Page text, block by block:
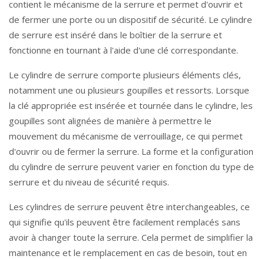
contient le mécanisme de la serrure et permet d'ouvrir et
de fermer une porte ou un dispositif de sécurité. Le cylindre
de serrure est inséré dans le boîtier de la serrure et
fonctionne en tournant à l'aide d'une clé correspondante.
Le cylindre de serrure comporte plusieurs éléments clés,
notamment une ou plusieurs goupilles et ressorts. Lorsque
la clé appropriée est insérée et tournée dans le cylindre, les
goupilles sont alignées de manière à permettre le
mouvement du mécanisme de verrouillage, ce qui permet
d'ouvrir ou de fermer la serrure. La forme et la configuration
du cylindre de serrure peuvent varier en fonction du type de
serrure et du niveau de sécurité requis.
Les cylindres de serrure peuvent être interchangeables, ce
qui signifie qu'ils peuvent être facilement remplacés sans
avoir à changer toute la serrure. Cela permet de simplifier la
maintenance et le remplacement en cas de besoin, tout en